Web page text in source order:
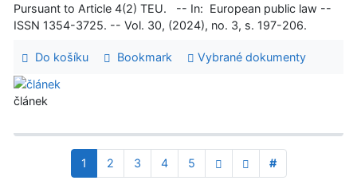
Pursuant to Article 4(2) TEU. -- In: European public law --
ISSN 1354-3725. -- Vol. 30, (2024), no. 3, s. 197-206.
Do košíku Bookmark Vybrané dokumenty
článek
1 2 3 4 5 #